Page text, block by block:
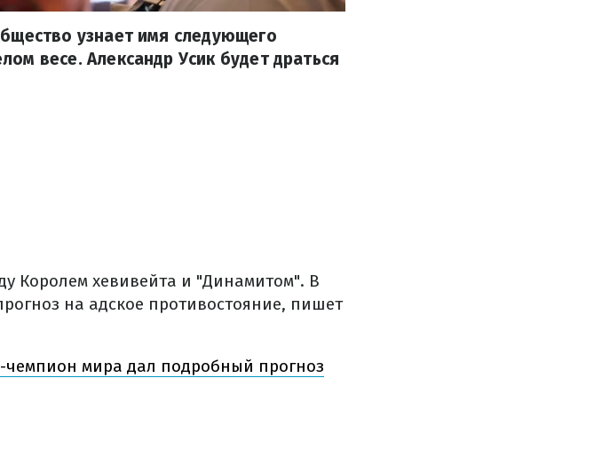
узнает имя следующего
весе. Александр Усик будет драться
Королем хевивейта и "Динамитом". В
на адское противостояние, пишет
чемпион мира дал подробный прогноз